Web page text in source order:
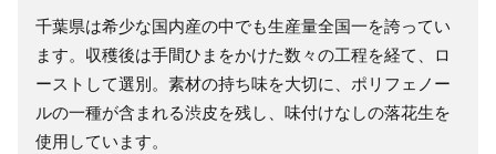
千葉県は希少な国内産の中でも生産量全国一を誇ってい
ます。収穫後は手間ひまをかけた数々の工程を経て、ロ
ーストして選別。素材の持ち味を大切に、ポリフェノー
ルの一種が含まれる渋皮を残し、味付けなしの落花生を
使用しています。